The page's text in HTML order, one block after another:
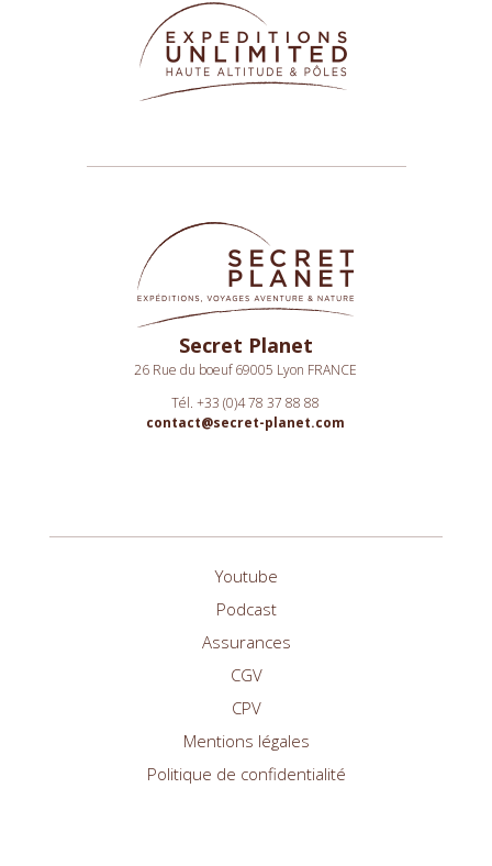
Secret Planet
26 Rue du boeuf 69005 Lyon FRANCE
Tél. +33 (0)4 78 37 88 88
contact@secret-planet.com
Youtube
Podcast
Assurances
CGV
CPV
Mentions légales
Politique de confidentialité